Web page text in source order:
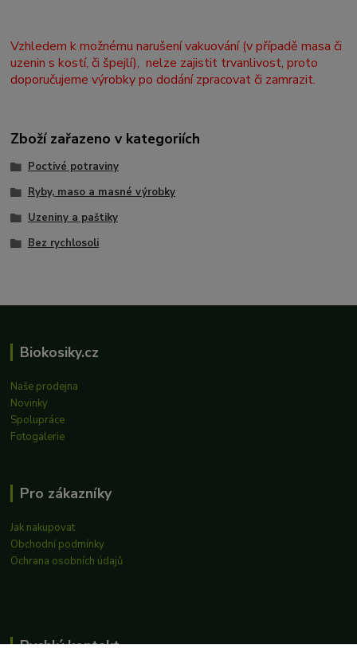
Vzhledem k možnému narušení vakuování (v případě masa či
uzenin s kostí, či špejlí), nelze zajistit trvanlivost, proto
doporučujeme výrobky po dodání zpracovat či zamrazit.
Zboží zařazeno v kategoriích
Poctivé potraviny
Ryby, maso a masné výrobky
Uzeniny a paštiky
Bez rychlosoli
Biokosiky.cz
Naše prodejna
Novinky
Spolupráce
Fotogalerie
Pro zákazníky
Jak nakupovat
Obchodní podmínky
Ochrana osobních údajů